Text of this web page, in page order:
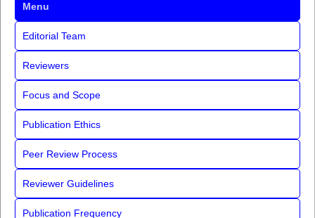
Menu
Editorial Team
Reviewers
Focus and Scope
Publication Ethics
Peer Review Process
Reviewer Guidelines
Publication Frequency